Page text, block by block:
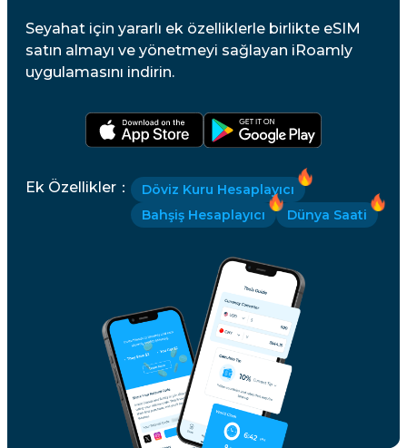
Seyahat için yararlı ek özelliklerle birlikte eSIM
satın almayı ve yönetmeyi sağlayan iRoamly
uygulamasını indirin.
Ek Özellikler ：
Döviz Kuru Hesaplayıcı
Bahşiş Hesaplayıcı
Dünya Saati